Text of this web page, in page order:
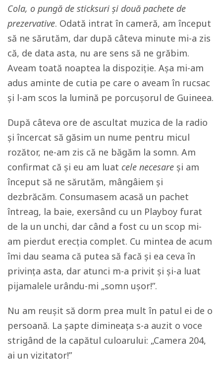
Cola, o pungă de sticksuri și două pachete de
prezervative. Odată intrat în cameră, am început
să ne sărutăm, dar după câteva minute mi-a zis
că, de data asta, nu are sens să ne grăbim.
Aveam toată noaptea la dispoziție. Așa mi-am
adus aminte de cutia pe care o aveam în rucsac
și l-am scos la lumină pe porcușorul de Guineea.
După câteva ore de ascultat muzica de la radio
și încercat să găsim un nume pentru micul
rozător, ne-am zis că ne băgăm la somn. Am
confirmat că și eu am luat cele necesare și am
început să ne sărutăm, mângâiem și
dezbrăcăm. Consumasem acasă un pachet
întreag, la baie, exersând cu un Playboy furat
de la un unchi, dar când a fost cu un scop mi-
am pierdut erecția complet. Cu mintea de acum
îmi dau seama că putea să facă și ea ceva în
privința asta, dar atunci m-a privit și și-a luat
pijamalele urându-mi „somn ușor!”.
Nu am reușit să dorm prea mult în patul ei de o
persoană. La șapte dimineața s-a auzit o voce
strigând de la capătul culoarului: „Camera 204,
ai un vizitator!”